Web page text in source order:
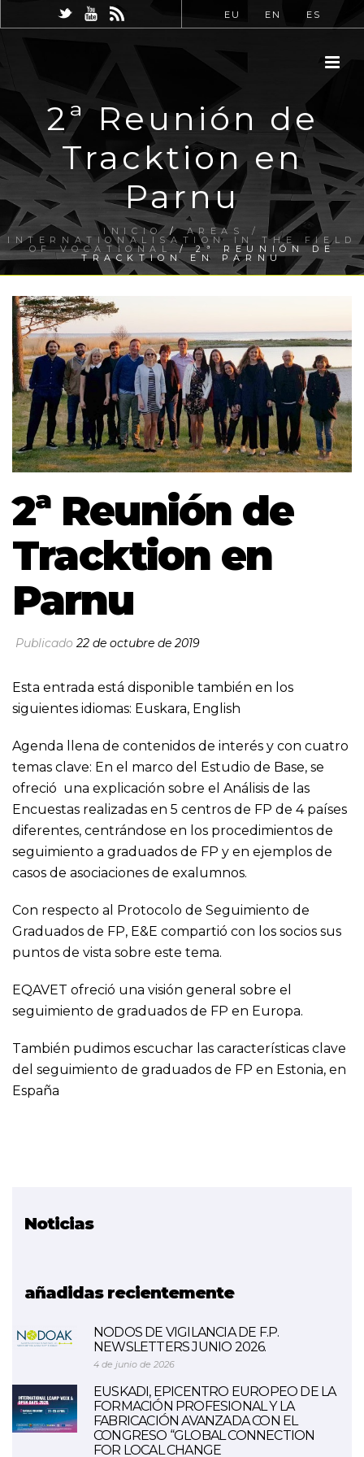
EU EN ES
2ª Reunión de
Tracktion en
Parnu
INICIO/AREAS /
INTERNATIONALISATION IN THE FIELD
OF VOCATIONAL / 2ª REUNIÓN DE
TRACKTION EN PARNU
2ª Reunión de
Tracktion en
Parnu
Publicado22 de octubre de 2019
Esta entrada está disponible también en los
siguientes idiomas: Euskara, English
Agenda llena de contenidos de interés y con cuatro
temas clave: En el marco del Estudio de Base, se
ofreció una explicación sobre el Análisis de las
Encuestas realizadas en 5 centros de FP de 4 países
diferentes, centrándose en los procedimientos de
seguimiento a graduados de FP y en ejemplos de
casos de asociaciones de exalumnos.
Con respecto al Protocolo de Seguimiento de
Graduados de FP, E&E compartió con los socios sus
puntos de vista sobre este tema.
EQAVET ofreció una visión general sobre el
seguimiento de graduados de FP en Europa.
También pudimos escuchar las características clave
del seguimiento de graduados de FP en Estonia, en
España
Noticias
añadidas recientemente
NODOS DE VIGILANCIA DE F.P.
NEWSLETTERS JUNIO 2026.
4 de junio de 2026
EUSKADI, EPICENTRO EUROPEO DE LA
FORMACIÓN PROFESIONAL Y LA
FABRICACIÓN AVANZADA CON EL
CONGRESO “GLOBAL CONNECTION
FOR LOCAL CHANGE